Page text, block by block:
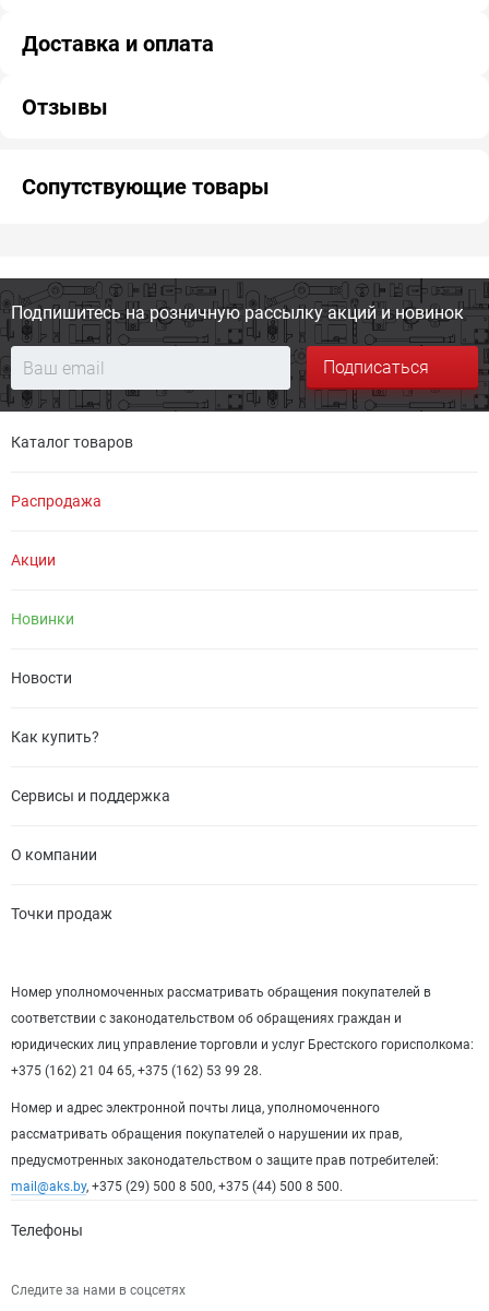
Доставка и оплата
Отзывы
Сопутствующие товары
Подпишитесь на розничную рассылку акций и новинок
Подписаться
Каталог товаров
Распродажа
Акции
Новинки
Новости
Как купить?
Сервисы и поддержка
О компании
Точки продаж
Номер уполномоченных рассматривать обращения покупателей в
соответствии с законодательством об обращениях граждан и
юридических лиц управление торговли и услуг Брестского горисполкома:
+375 (162) 21 04 65, +375 (162) 53 99 28.
Номер и адрес электронной почты лица, уполномоченного
рассматривать обращения покупателей о нарушении их прав,
предусмотренных законодательством о защите прав потребителей:
mail@aks.by, +375 (29) 500 8 500, +375 (44) 500 8 500.
Телефоны
Следите за нами в соцсетях